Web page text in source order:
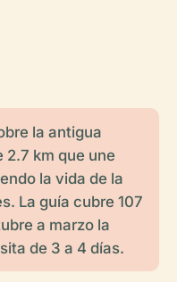
la antigua
2.7 km que une
la vida de la
La guía cubre 107
a marzo la
de 3 a 4 días.